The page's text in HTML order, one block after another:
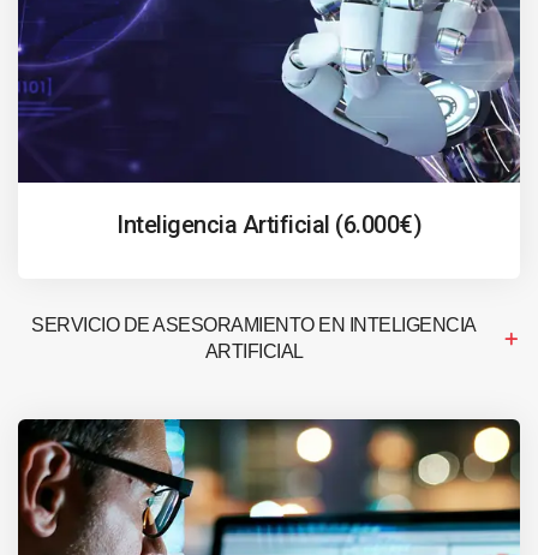
Inteligencia Artificial (6.000€)
SERVICIO DE ASESORAMIENTO EN INTELIGENCIA
ARTIFICIAL